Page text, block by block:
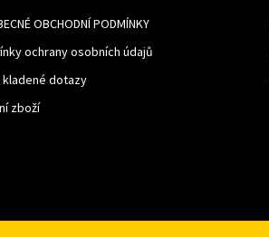
OBCHODNÍ PODMÍNKY
ochrany osobních údajů
kladené dotazy
zboží